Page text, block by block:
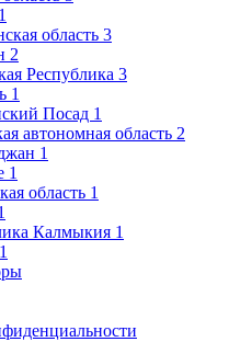
1
область 3
2
Республика 3
1
Посад 1
автономная область 2
1
1
область 1
Калмыкия 1
1